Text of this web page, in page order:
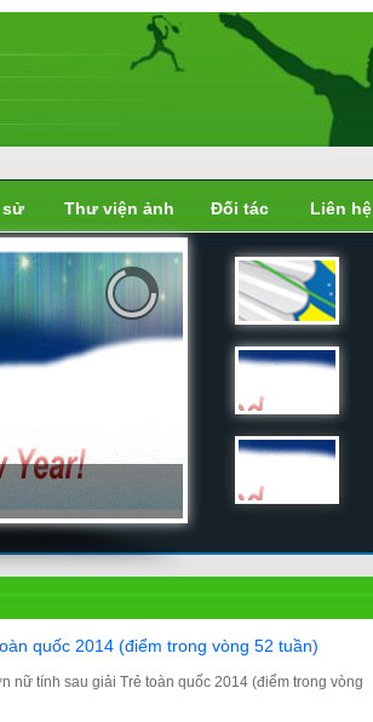
sử Thư viện ảnh Đối tác Liên hệ
cầu...
Liên đoàn
cầu...
Liên đoàn
cầu...
Liên đoàn
quốc 2014 (điểm trong vòng 52 tuần)
nữ tính sau giải Trẻ toàn quốc 2014 (điểm trong vòng